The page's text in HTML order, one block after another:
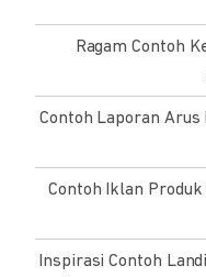
Ragam Contoh
Contoh Laporan Arus
Contoh Iklan
Inspirasi Contoh